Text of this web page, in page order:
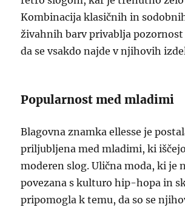
Kombinacija klasičnih in
živahnih barv privablja pozornost
da se vsakdo najde v njihovih
Popularnost med mladimi
Blagovna znamka ellesse je
priljubljena med mladimi, ki
moderen slog. Ulična moda, ki je
povezana s kulturo hip-hopa in
pripomogla k temu, da so se